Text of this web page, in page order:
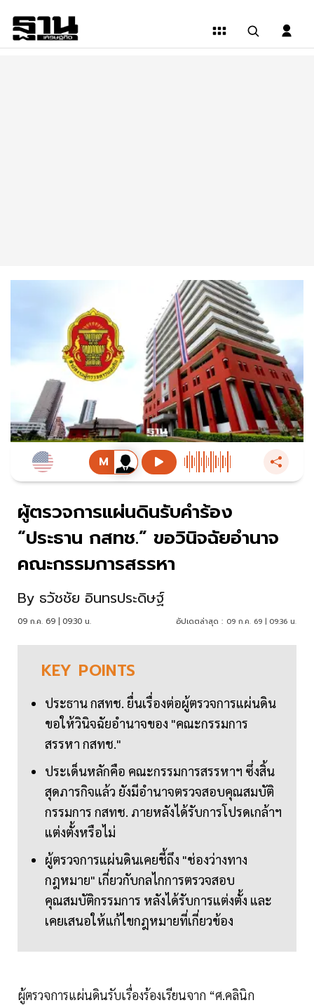
ผู้ตรวจการแผ่นดินรับคำร้อง
“ประธาน กสทช.” ขอวินิจฉัยอำนาจ
คณะกรรมการสรรหา
By ธวัชชัย อินทรประดิษฐ์
09 ก.ค. 69 | 09:30 น. อัปเดตล่าสุด : 09 ก.ค. 69 | 09:36 น.
KEY POINTS
ประธาน กสทช. ยื่นเรื่องต่อผู้ตรวจการแผ่นดิน
ขอให้วินิจฉัยอำนาจของ "คณะกรรมการ
สรรหา กสทช."
ประเด็นหลักคือ คณะกรรมการสรรหาฯ ซึ่งสิ้น
สุดภารกิจแล้ว ยังมีอำนาจตรวจสอบคุณสมบัติ
กรรมการ กสทช. ภายหลังได้รับการโปรดเกล้าฯ
แต่งตั้งหรือไม่
ผู้ตรวจการแผ่นดินเคยชี้ถึง "ช่องว่างทาง
กฎหมาย" เกี่ยวกับกลไกการตรวจสอบ
คุณสมบัติกรรมการ หลังได้รับการแต่งตั้ง และ
เคยเสนอให้แก้ไขกฎหมายที่เกี่ยวข้อง
ผู้ตรวจการแผ่นดินรับเรื่องร้องเรียนจาก “ศ.คลินิก